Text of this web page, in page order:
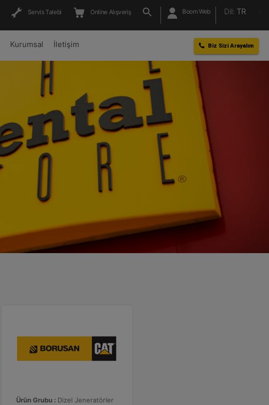
Servis Talebi Online Alışveriş Boom Web Dil: TR
Kurumsal İletişim Biz Sizi Arayalım
Ürün Grubu : Dizel Jeneratörler